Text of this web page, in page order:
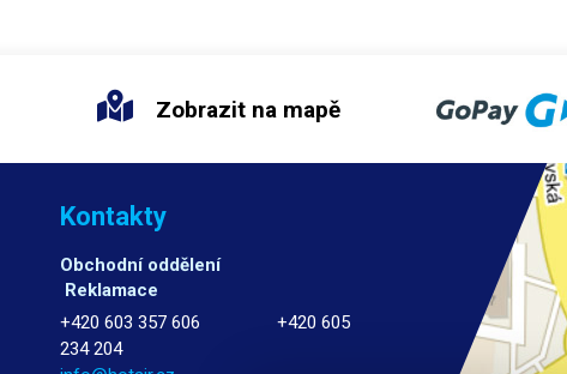
Zobrazit na mapě
Kontakty
Obchodní oddělení
Reklamace
+420 603 357 606 +420 605
234 204